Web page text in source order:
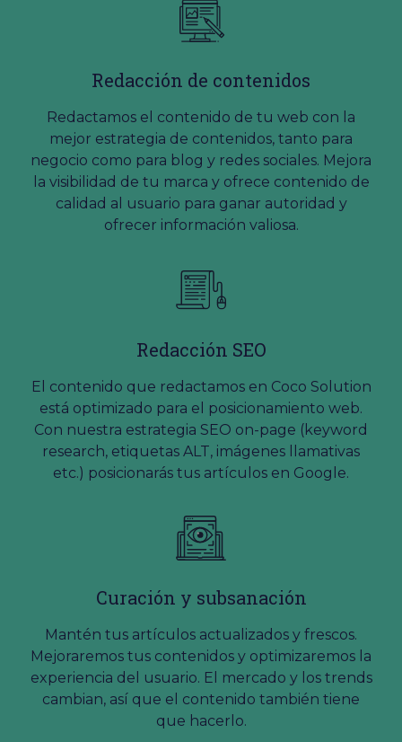
Redacción de contenidos
Redactamos el contenido de tu web con la
mejor estrategia de contenidos, tanto para
negocio como para blog y redes sociales. Mejora
la visibilidad de tu marca y ofrece contenido de
calidad al usuario para ganar autoridad y
ofrecer información valiosa.
Redacción SEO
El contenido que redactamos en Coco Solution
está optimizado para el posicionamiento web.
Con nuestra estrategia SEO on-page (keyword
research, etiquetas ALT, imágenes llamativas
etc.) posicionarás tus artículos en Google.
Curación y subsanación
Mantén tus artículos actualizados y frescos.
Mejoraremos tus contenidos y optimizaremos la
experiencia del usuario. El mercado y los trends
cambian, así que el contenido también tiene
que hacerlo.